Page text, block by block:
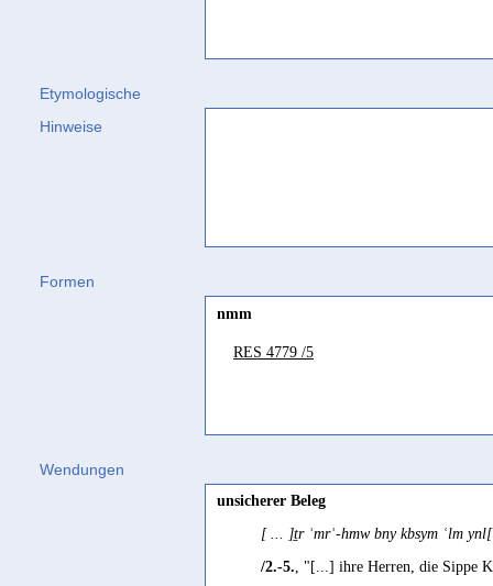
Etymologische
Hinweise
Formen
nmm
RES 4779 /5
Wendungen
unsicherer Beleg
[ ... ]ṯr ʾmrʾ-hmw bny kbsym ʿlm
/2.-5., "[...] ihre Herren, die Sippe